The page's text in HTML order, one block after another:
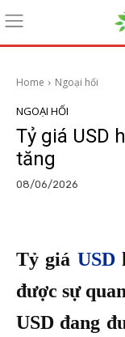
Home Ngoại hối
NGOẠI HỐI
Tỷ giá USD
tăng
08/06/2026
Tỷ giá USD
được sự
USD đang